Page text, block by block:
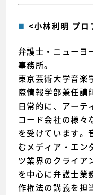
<小林利明 プロ
弁護士・ニューヨ
事務所。
東京芸術大学音楽
際情報学部兼任講
日常的に、アーテ
コード会社の様々
を受けています。
むメディア・エン
ツ業界のクライア
を中心に弁護士業
作権法の講義を担